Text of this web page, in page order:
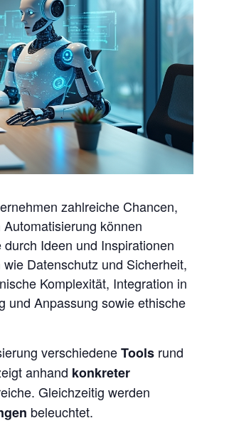
zahlreiche Chancen,
können
Ideen und Inspirationen
Datenschutz und Sicherheit,
Komplexität, Integration in
und Anpassung sowie ethische
verschiedeneTools rund
anhand konkreter
Gleichzeitig werden
beleuchtet.